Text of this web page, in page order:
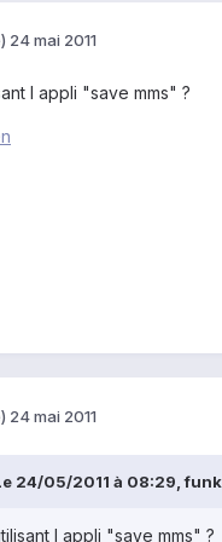
24 mai 2011
l appli "save mms" ?
24 mai 2011
24/05/2011 à 08:29,
l appli "save mms" ?